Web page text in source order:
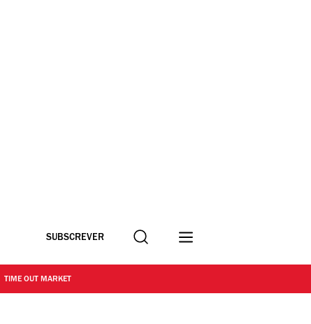
SUBSCREVER Procurar
TIME OUT MARKET